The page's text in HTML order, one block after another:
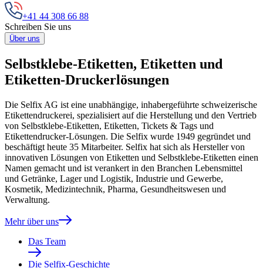
+41 44 308 66 88
Schreiben Sie uns
Über uns
Selbstklebe-Etiketten, Etiketten und
Etiketten-Druckerlösungen
Die Selfix AG ist eine unabhängige, inhabergeführte schweizerische
Etikettendruckerei, spezialisiert auf die Herstellung und den Vertrieb
von Selbstklebe-Etiketten, Etiketten, Tickets & Tags und
Etikettendrucker-Lösungen. Die Selfix wurde 1949 gegründet und
beschäftigt heute 35 Mitarbeiter. Selfix hat sich als Hersteller von
innovativen Lösungen von Etiketten und Selbstklebe-Etiketten einen
Namen gemacht und ist verankert in den Branchen Lebensmittel
und Getränke, Lager und Logistik, Industrie und Gewerbe,
Kosmetik, Medizintechnik, Pharma, Gesundheitswesen und
Verwaltung.
Mehr über uns
Das Team
Die Selfix-Geschichte